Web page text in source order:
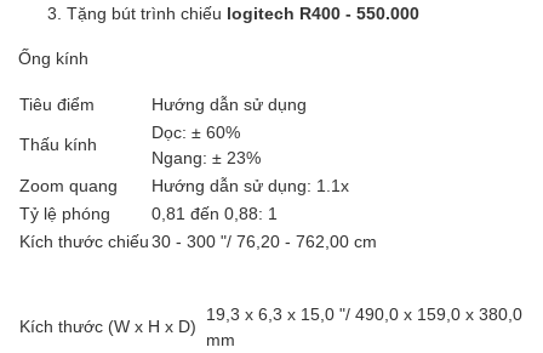
Tặng bút trình chiếu logitech R400 - 550.000
Ống kính
Tiêu điểm
Hướng dẫn sử dụng
Thấu kính
Dọc: ± 60%
Ngang: ± 23%
Zoom quang
Hướng dẫn sử dụng: 1.1x
Tỷ lệ phóng
0,81 đến 0,88: 1
Kích thước chiếu30 - 300 "/ 76,20 - 762,00 cm
Kích thước (W x H x D)
19,3 x 6,3 x 15,0 "/ 490,0 x 159,0 x 380,0
mm